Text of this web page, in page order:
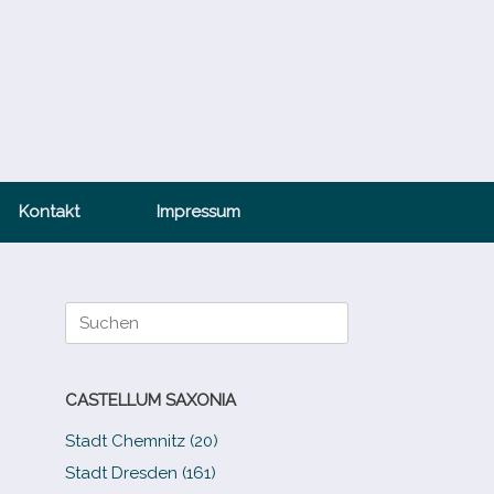
Kontakt Impressum
Suche
nach:
CASTELLUM SAXONIA
Stadt Chemnitz (20)
Stadt Dresden (161)